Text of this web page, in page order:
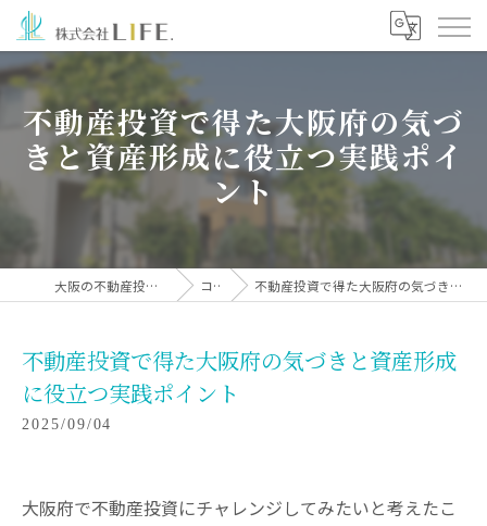
不動産投資で得た大阪府の気づ
きと資産形成に役立つ実践ポイ
ント
大阪の不動産投資なら株式会社LIFE. コラム 不動産投資で得た大阪府の気づきと資産形成に役立つ実践ポイント
不動産投資で得た大阪府の気づきと資産形成
に役立つ実践ポイント
2025/09/04
大阪府で不動産投資にチャレンジしてみたいと考えたこ